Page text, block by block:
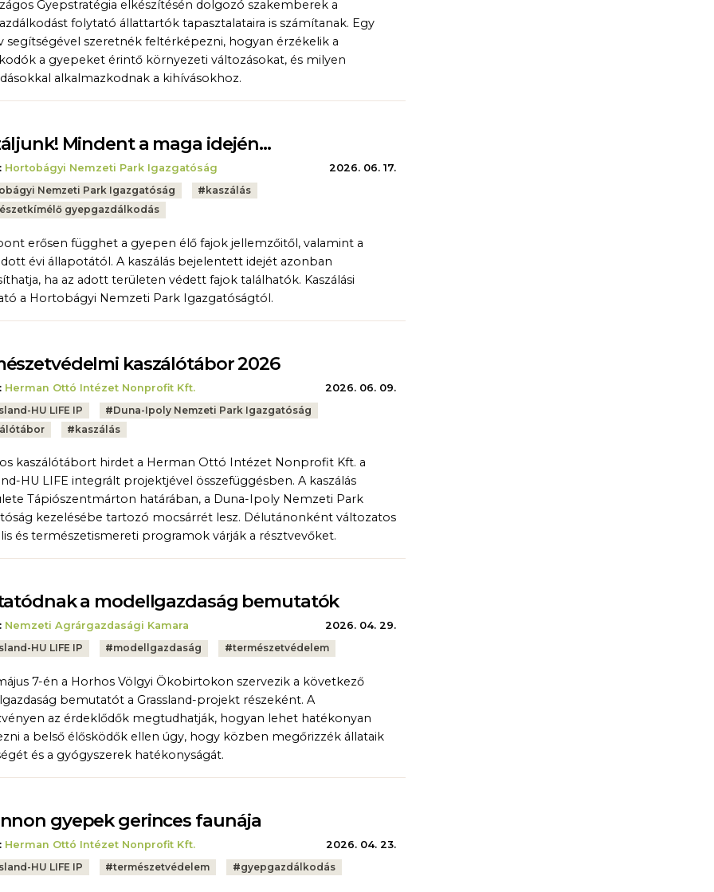
Gyepstratégia elkészítésén dolgozó szakemberek a
folytató állattartók tapasztalataira is számítanak. Egy
segítségével szeretnék feltérképezni, hogyan érzékelik a
a gyepeket érintő környezeti változásokat, és milyen
alkalmazkodnak a kihívásokhoz.
Mindent a maga idején…
Hortobágyi Nemzeti Park Igazgatóság
2026. 06. 17.
Nemzeti Park Igazgatóság # kaszálás
gyepgazdálkodás
erősen függhet a gyepen élő fajok jellemzőitől, valamint a
évi állapotától. A kaszálás bejelentett idejét azonban
ha az adott területen védett fajok találhatók. Kaszálási
a Hortobágyi Nemzeti Park Igazgatóságtól.
kaszálótábor 2026
Herman Ottó Intézet Nonprofit Kft.
2026. 06. 09.
HU LIFE IP #Duna-Ipoly Nemzeti Park Igazgatóság
# kaszálás
kaszálótábort hirdet a Herman Ottó Intézet Nonprofit Kft. a
HU LIFE integrált projektjével összefüggésben. A kaszálás
Tápiószentmárton határában, a Duna-Ipoly Nemzeti Park
kezelésébe tartozó mocsárrét lesz. Délutánonként változatos
és természetismereti programok várják a résztvevőket.
a modellgazdaság bemutatók
Nemzeti Agrárgazdasági Kamara
2026. 04. 29.
HU LIFE IP #modellgazdaság #természetvédelem
7-én a Horhos Völgyi Ökobirtokon szervezik a következő
bemutatót a Grassland-projekt részeként. A
az érdeklődők megtudhatják, hogyan lehet hatékonyan
a belső élősködők ellen úgy, hogy közben megőrizzék állataik
és a gyógyszerek hatékonyságát.
gyepek gerinces faunája
Herman Ottó Intézet Nonprofit Kft.
2026. 04. 23.
HU LIFE IP #természetvédelem #gyepgazdálkodás